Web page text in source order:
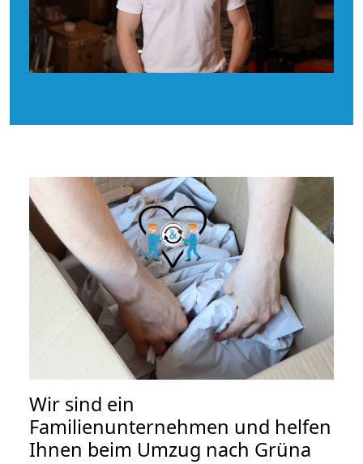
Wir sind ein
Familienunternehmen und helfen
Ihnen beim Umzug nach Grüna